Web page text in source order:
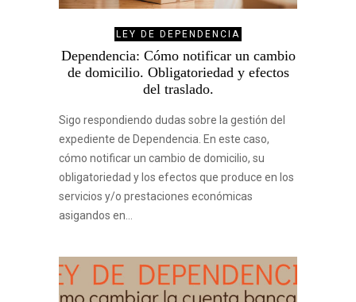
LEY DE DEPENDENCIA
Dependencia: Cómo notificar un cambio
de domicilio. Obligatoriedad y efectos
del traslado.
Sigo respondiendo dudas sobre la gestión del
expediente de Dependencia. En este caso,
cómo notificar un cambio de domicilio, su
obligatoriedad y los efectos que produce en los
servicios y/o prestaciones económicas
asigandos en…